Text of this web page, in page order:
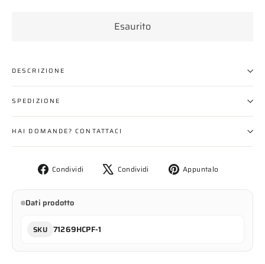
Esaurito
DESCRIZIONE
SPEDIZIONE
HAI DOMANDE? CONTATTACI
Condividi
Condividi
Facebook
Condividi
Twitta
X
Appuntalo
pin
Dati prodotto
SKU 71269HCPF-1